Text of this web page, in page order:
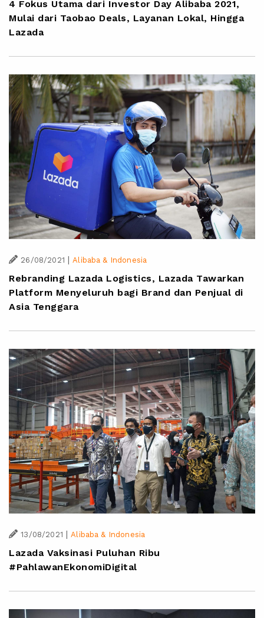
4 Fokus Utama dari Investor Day Alibaba 2021,
Mulai dari Taobao Deals, Layanan Lokal, Hingga
Lazada
26/08/2021 | Alibaba & Indonesia
Rebranding Lazada Logistics, Lazada Tawarkan
Platform Menyeluruh bagi Brand dan Penjual di
Asia Tenggara
13/08/2021 | Alibaba & Indonesia
Lazada Vaksinasi Puluhan Ribu
#PahlawanEkonomiDigital